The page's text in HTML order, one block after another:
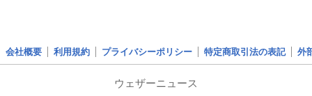
会社概要 利用規約 プライバシーポリシー 特定商取引法の表記 外
ウェザーニュース